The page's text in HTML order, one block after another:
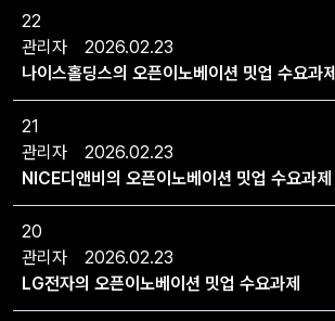
22
나이스홀딩스의 오픈이노베이션 밋업 수요과제
관리자 2026.02.23
21
NICE디앤비의 오픈이노베이션 밋업 수요과제
관리자 2026.02.23
20
LG전자의 오픈이노베이션 밋업 수요과제
관리자 2026.02.23